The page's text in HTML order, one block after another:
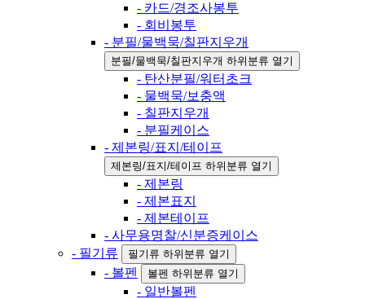
- 카드/경조사봉투
- 회비봉투
- 분필/물백묵/칠판지우개
분필/물백묵/칠판지우개 하위분류 열기
- 탄산분필/워터초크
- 물백묵/보충액
- 칠판지우개
- 분필케이스
- 제본링/표지/테이프
제본링/표지/테이프 하위분류 열기
- 제본링
- 제본표지
- 제본테이프
- 사무용명찰/신분증케이스
- 필기류
필기류 하위분류 열기
- 볼펜 볼펜 하위분류 열기
- 일반볼펜